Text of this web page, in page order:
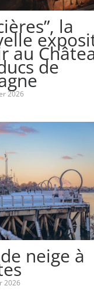
la
au
de
2026
neige à
2026